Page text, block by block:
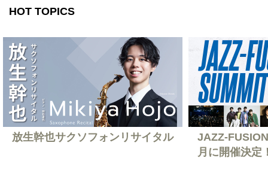
HOT TOPICS
放生幹也サクソフォンリサイタル
JAZZ-
月に開催決定